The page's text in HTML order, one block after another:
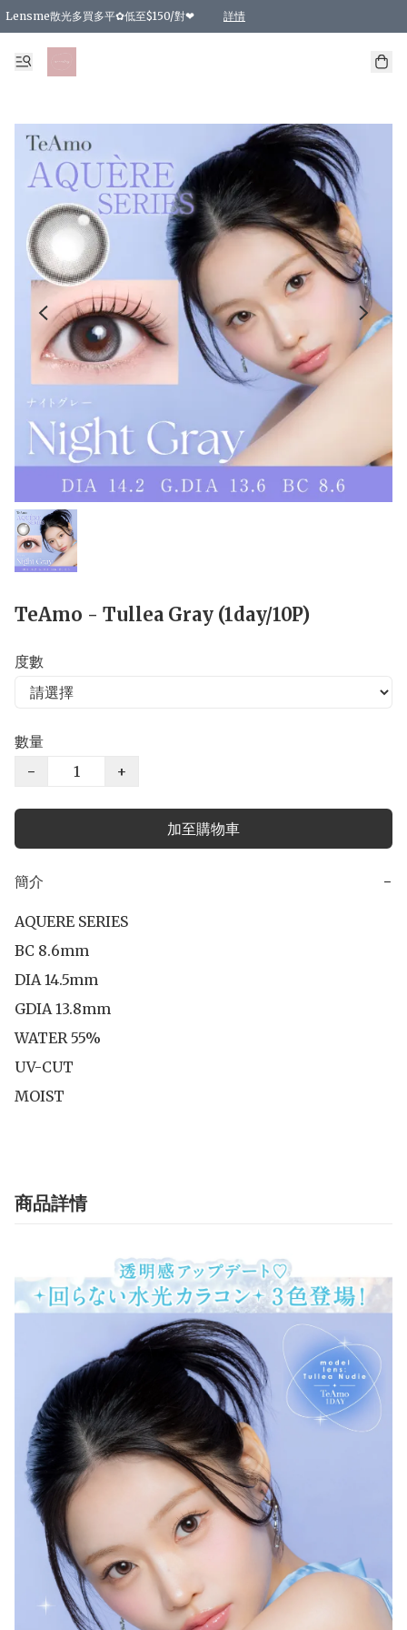
Lensme散光多買多平✿低至$150/對❤ 詳情
台灣Karacon⁩✧日拋 特價清貨❁⃘
日本韓國多款日/月拋現貨☼ 特價❤︎數量有限 售完即止
🇰🇷韓國多款月拋現貨 特價兩對$99✿數量有限 售完即止♫
精選商品，任選買2件或以上9 折；買4件或以上85 折；買6件或以上8 折
精選商品，任選買2件HKD 140.00；買4件HKD 260.00
精選商品，任選買2件HKD 190.00；買4件HKD 360.00
精選商品，任選買2件HKD 110.00；買4件HKD 180.00
精選商品，任選買2件HKD 170.00；買4件HKD 320.00
精選商品，任選買2件或以上減HKD 148.00
精選商品，任選買2件或以上減HKD 148.00
精選商品，任選買2件或以上95 折；買4件或以上9 折；買6件或以上85 折；買8件
精選商品，任選買12件或以上87 折
精選商品，任選買2件或以上減HKD 16.00；買4件或以上減HKD 32.00；買6
精選商品，任選買2件或以上95 折；買4件或以上9 折；買8件或以上85 折；買12
購物滿 HKD 800.00即享免運費優惠！（適用於 特定的送貨方式 )
TeAmo - Tullea Gray (1day/10P)
度數
數量
−
+
加至購物車
簡介 −
AQUERE SERIES
BC 8.6mm
DIA 14.5mm
GDIA 13.8mm
WATER 55%
UV-CUT
商品詳情